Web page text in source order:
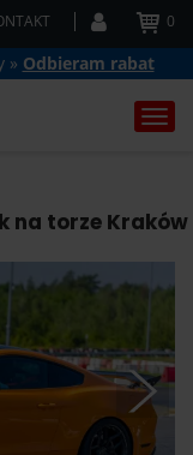
0
» Odbieram rabat
na torze